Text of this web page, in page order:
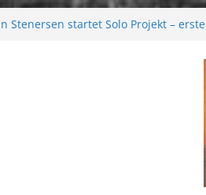
Stenersen startet Solo Projekt – erste